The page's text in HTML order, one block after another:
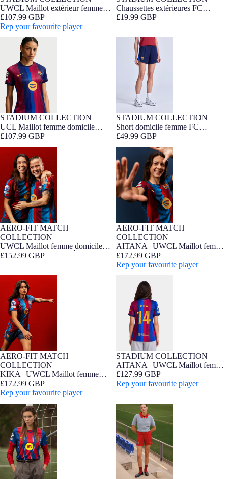
FIT FEMME
UWCL Maillot extérieur femme
26/27 FC Barcelona x Kobe
Bryant
£107.99 GBP
Rep your favourite player
Chaussettes extérieures FC
Barcelona x Kobe Bryant 26/27
£19.99 GBP
UCL Maillot femme domicile
26/27 FC Barcelona
FIT FEMME
Barça Exclusif
STADIUM COLLECTION
UCL Maillot femme domicile
26/27 FC Barcelona
£107.99 GBP
Short domicile femme FC
Barcelona 26/27
STADIUM COLLECTION
Short domicile femme FC
Barcelona 26/27
£49.99 GBP
26/27 FC Barcelona - Édition
Joueur
FIT FEMME
Édition Joueur
AERO-FIT MATCH
COLLECTION
UWCL Maillot femme domicile
26/27 FC Barcelona - Édition
£152.99 GBP
AITANA | UWCL Maillot femme
domicile 26/27 FC Barcelona -
Édition Joueur
FIT FEMME
Édition Joueur
AERO-FIT MATCH
COLLECTION
AITANA | UWCL Maillot femme
domicile 26/27 FC Barcelona -
Édition Joueur
£172.99 GBP
Rep your favourite player
KIKA | UWCL Maillot femme
domicile 26/27 FC Barcelona -
Édition Joueur
FIT FEMME
Édition Joueur
AERO-FIT MATCH
COLLECTION
KIKA | UWCL Maillot femme
domicile 26/27 FC Barcelona -
Édition Joueur
£172.99 GBP
Rep your favourite player
AITANA | UWCL Maillot femme
domicile 26/27 FC Barcelona
FIT FEMME
Barça Exclusif
STADIUM COLLECTION
AITANA | UWCL Maillot femme
domicile 26/27 FC Barcelona
£127.99 GBP
Rep your favourite player
UCL Quatrième Maillot Femme
25/26 FC Barcelone
Pantalon Femme Quatrième Tenue
FC Barcelone 25/26